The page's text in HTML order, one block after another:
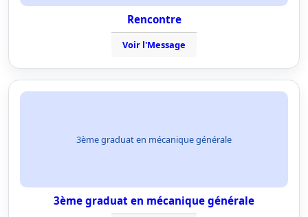
Rencontre
Voir l'Message
3ème graduat en mécanique générale
3ème graduat en mécanique générale